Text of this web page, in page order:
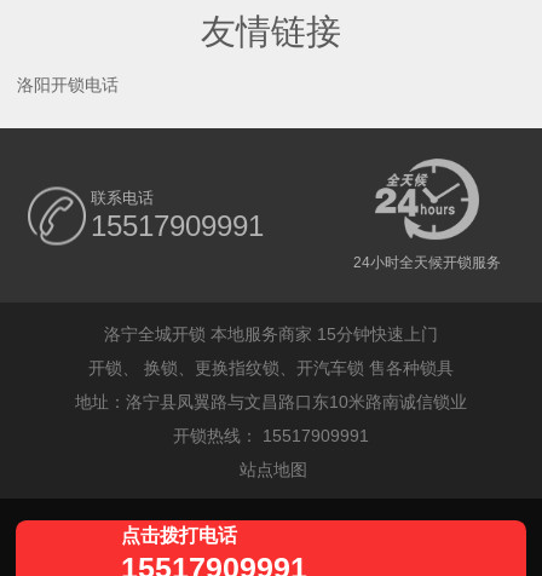
友情链接
洛阳开锁电话
联系电话
15517909991
24小时全天候开锁服务
洛宁全城开锁 本地服务商家 15分钟快速上门
开锁、 换锁、更换指纹锁、开汽车锁 售各种锁具
地址：洛宁县凤翼路与文昌路口东10米路南诚信锁业
开锁热线： 15517909991
站点地图
点击拨打电话
15517909991